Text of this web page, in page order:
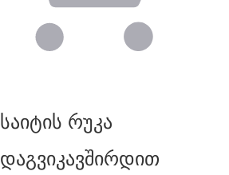
საიტის რუკა
დაგვიკავშირდით